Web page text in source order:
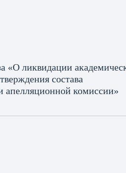
«О ликвидации
состава
апелляционной комиссии»